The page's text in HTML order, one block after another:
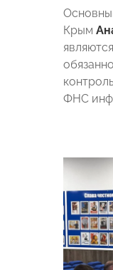
Крым
ФНС